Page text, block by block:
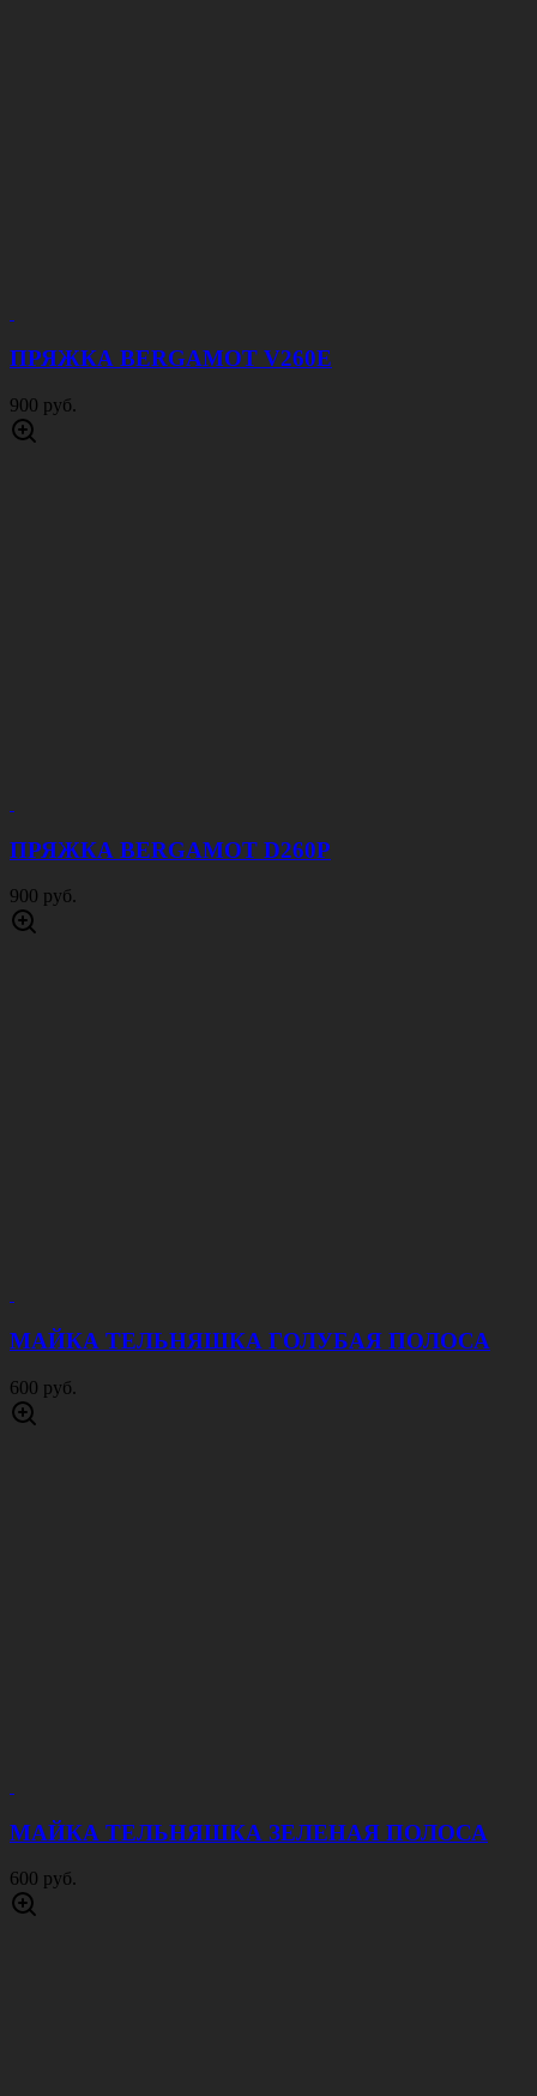
ПРЯЖКА BERGAMOT V260E
900 руб.
ПРЯЖКА BERGAMOT D260P
900 руб.
МАЙКА ТЕЛЬНЯШКА ГОЛУБАЯ ПОЛОСА
600 руб.
МАЙКА ТЕЛЬНЯШКА ЗЕЛЕНАЯ ПОЛОСА
600 руб.